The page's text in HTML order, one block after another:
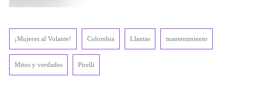
¡Mujeres al Volante! Colombia Llantas mantenimiento
Mitos y verdades Pirelli